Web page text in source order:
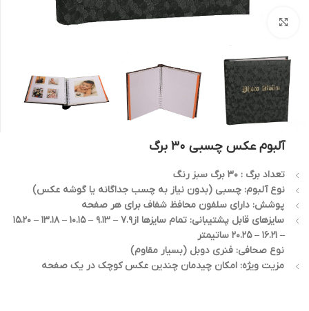
آلبوم عکس چسبی 30 برگ
تعداد برگ : 30 برگ سبز رنگ
نوع آلبوم: چسبی (بدون نیاز به چسب جداگانه یا گوشه عکس)
پوشش: دارای سلفون محافظ شفاف برای هر صفحه
سایزهای قابل پشتیبانی: تمام سایزها از7.9 – 9.13 – 10.15 – 13.18 – 15.20
– 16.21 – 20.25 ساتیمتر
نوع صحافی: فنری دوبل (بسیار مقاوم)
مزیت ویژه: امکان چیدمان چندین عکس کوچک در یک صفحه